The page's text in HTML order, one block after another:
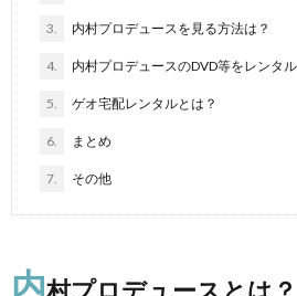
3. 内村プロデュースを見る方法は？
4. 内村プロデュースのDVD等をレンタ
5. ゲオ宅配レンタルとは？
6. まとめ
7. その他
内村プロデュースとは？